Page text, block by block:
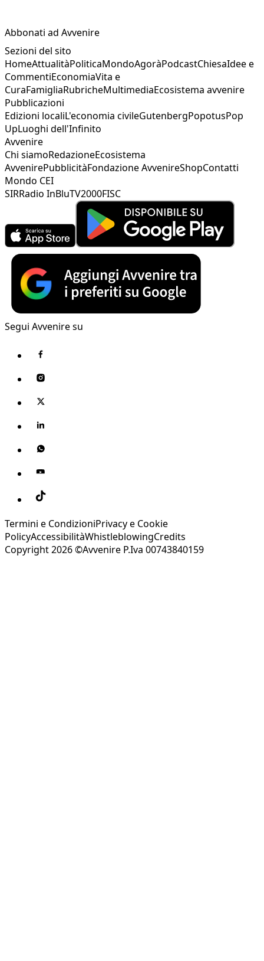
Abbonati ad Avvenire
Sezioni del sito
HomeAttualitàPoliticaMondoAgoràPodcastChiesaIdee e
CommentiEconomiaVita e
CuraFamigliaRubricheMultimediaEcosistema avvenire
Pubblicazioni
Edizioni localiL'economia civileGutenbergPopotusPop
UpLuoghi dell'Infinito
Avvenire
Chi siamoRedazioneEcosistema
AvvenirePubblicitàFondazione AvvenireShopContatti
Mondo CEI
SIRRadio InBluTV2000FISC
Segui Avvenire su
Termini e CondizioniPrivacy e Cookie
PolicyAccessibilitàWhistleblowingCredits
Copyright 2026 ©Avvenire P.Iva 00743840159